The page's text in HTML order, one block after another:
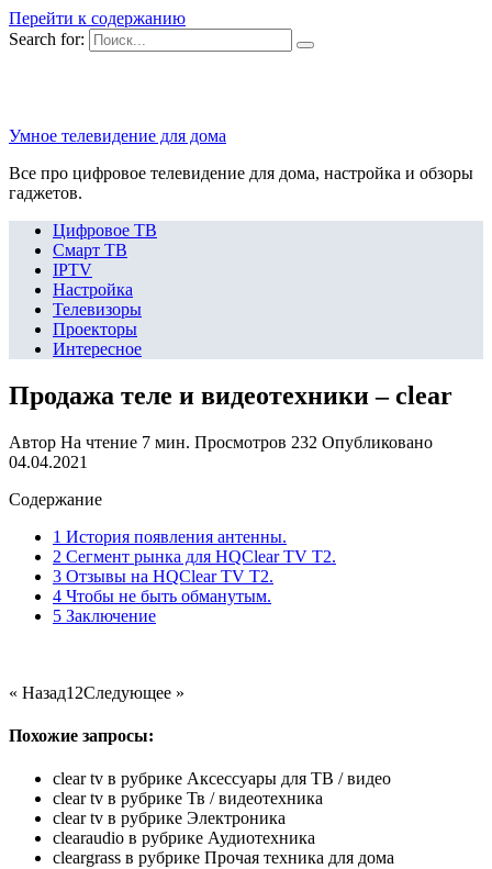
Перейти к содержанию
Search for:
Умное телевидение для дома
Все про цифровое телевидение для дома, настройка и обзоры
гаджетов.
Цифровое ТВ
Смарт ТВ
IPTV
Настройка
Телевизоры
Проекторы
Интересное
Продажа теле и видеотехники – clear
Автор На чтение 7 мин. Просмотров 232 Опубликовано
04.04.2021
Содержание
1 История появления антенны.
2 Сегмент рынка для HQClear TV T2.
3 Отзывы на HQClear TV T2.
4 Чтобы не быть обманутым.
5 Заключение
« Назад1 2Следующее »
Похожие запросы:
clear tv в рубрике Аксессуары для ТВ / видео
clear tv в рубрике Тв / видеотехника
clear tv в рубрике Электроника
clearaudio в рубрике Аудиотехника
cleargrass в рубрике Прочая техника для дома